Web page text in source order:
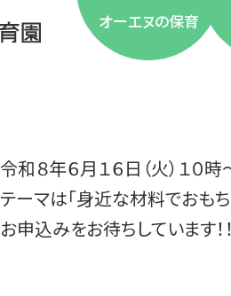
オーエヌの保育
令和８年６月１６日（火）１
テーマは「身近な材料でおもち
お申込みをお待ちしています！！